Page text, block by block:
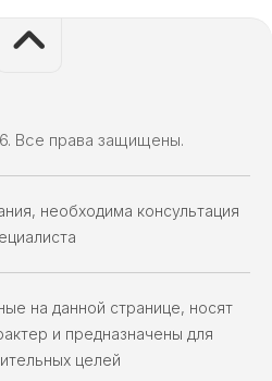
Все права защищены.
необходима консультация
на данной странице, носят
и предназначены для
целей